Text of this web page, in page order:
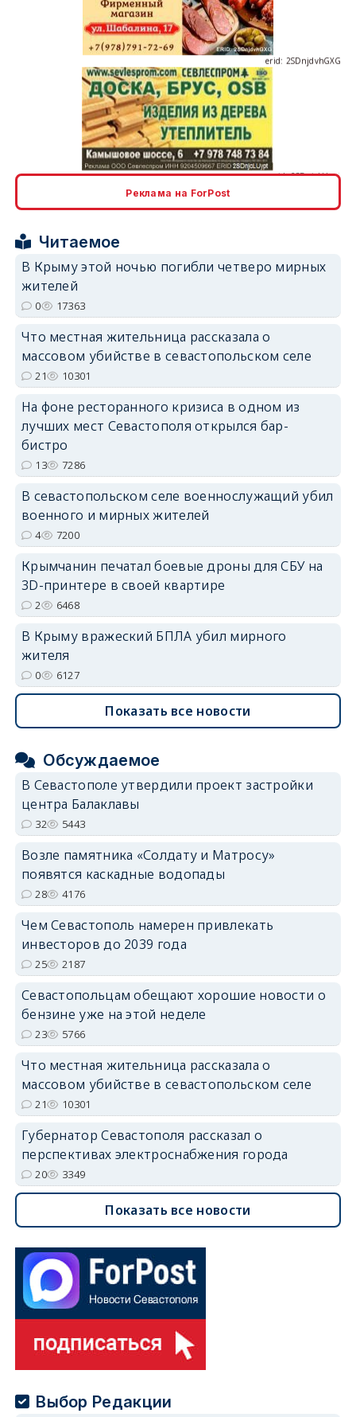
erid: 2SDnjdvhGXG
erid: 2SDnjdPjgYS
erid: 2SDnjdvhGXG
Реклама на ForPost
Читаемое
В Крыму этой ночью погибли четверо мирных
жителей
0 17363
Что местная жительница рассказала о
массовом убийстве в севастопольском селе
21 10301
На фоне ресторанного кризиса в одном из
лучших мест Севастополя открылся бар-
бистро
13 7286
В севастопольском селе военнослужащий убил
военного и мирных жителей
4 7200
Крымчанин печатал боевые дроны для СБУ на
3D-принтере в своей квартире
2 6468
В Крыму вражеский БПЛА убил мирного
жителя
0 6127
Показать все новости
Обсуждаемое
В Севастополе утвердили проект застройки
центра Балаклавы
32 5443
Возле памятника «Солдату и Матросу»
появятся каскадные водопады
28 4176
Чем Севастополь намерен привлекать
инвесторов до 2039 года
25 2187
Севастопольцам обещают хорошие новости о
бензине уже на этой неделе
23 5766
Что местная жительница рассказала о
массовом убийстве в севастопольском селе
21 10301
Губернатор Севастополя рассказал о
перспективах электроснабжения города
20 3349
Показать все новости
Выбор Редакции